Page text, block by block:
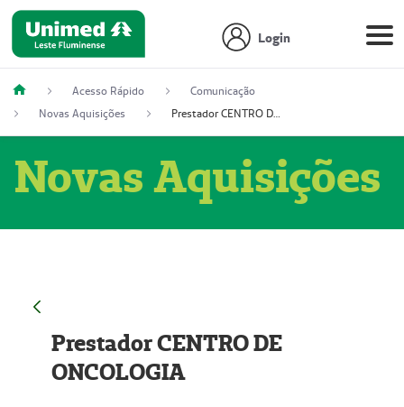
Login
Acesso Rápido
Comunicação
Novas Aquisições
Prestador CENTRO DE ONCOLOGIA
Novas Aquisições
Prestador CENTRO DE
ONCOLOGIA